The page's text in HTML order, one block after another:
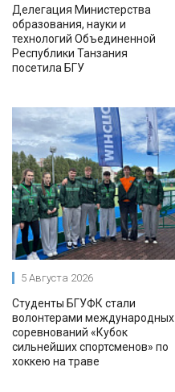
Делегация Министерства
образования, науки и
технологий Объединенной
Республики Танзания
посетила БГУ
5 Августа 2026
Студенты БГУФК стали
волонтерами международных
соревнований «Кубок
сильнейших спортсменов» по
хоккею на траве